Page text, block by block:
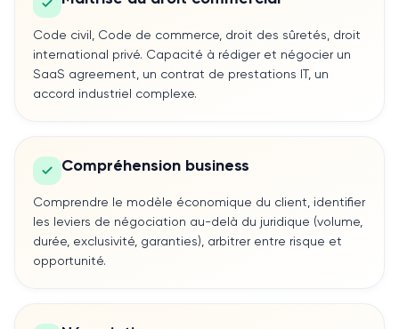
Code civil, Code de commerce, droit des sûretés, droit
international privé. Capacité à rédiger et négocier un
SaaS agreement, un contrat de prestations IT, un
accord industriel complexe.
Compréhension business
Comprendre le modèle économique du client, identifier
les leviers de négociation au-delà du juridique (volume,
durée, exclusivité, garanties), arbitrer entre risque et
opportunité.